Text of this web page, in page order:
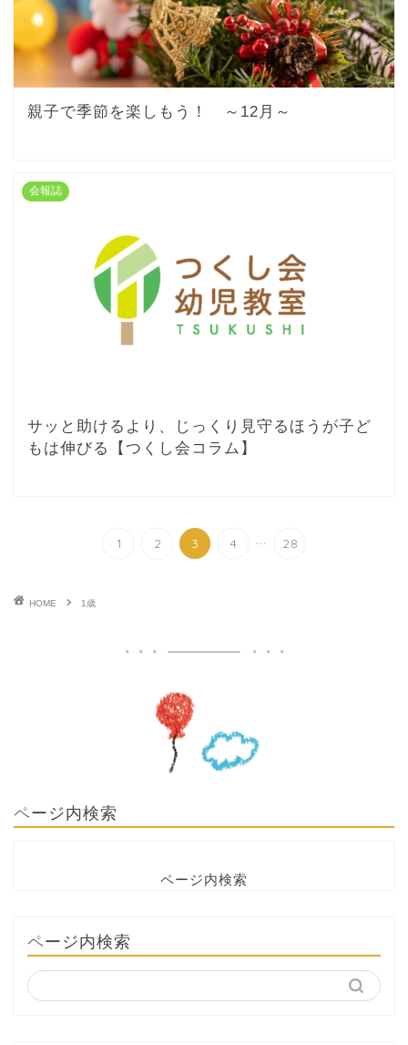
親子で季節を楽しもう！ ～12月～
会報誌
サッと助けるより、じっくり見守るほうが子ど
もは伸びる【つくし会コラム】
1 2 3 4 ... 28
HOME 1歳
ページ内検索
ページ内検索
ページ内検索